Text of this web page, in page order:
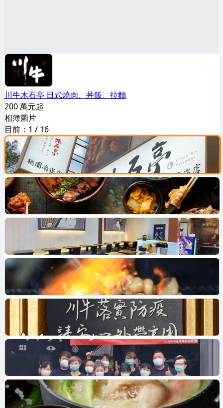
川牛木石亭 日式燒肉、丼飯、拉麵
200 萬元起
相簿圖片
目前： 1 / 16